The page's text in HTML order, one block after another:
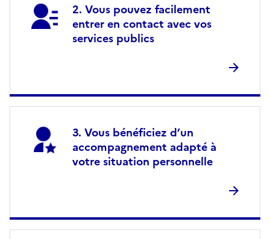
Vous pouvez facilement
entrer en contact avec vos
services publics
Vous bénéficiez d’un
accompagnement adapté à
votre situation personnelle